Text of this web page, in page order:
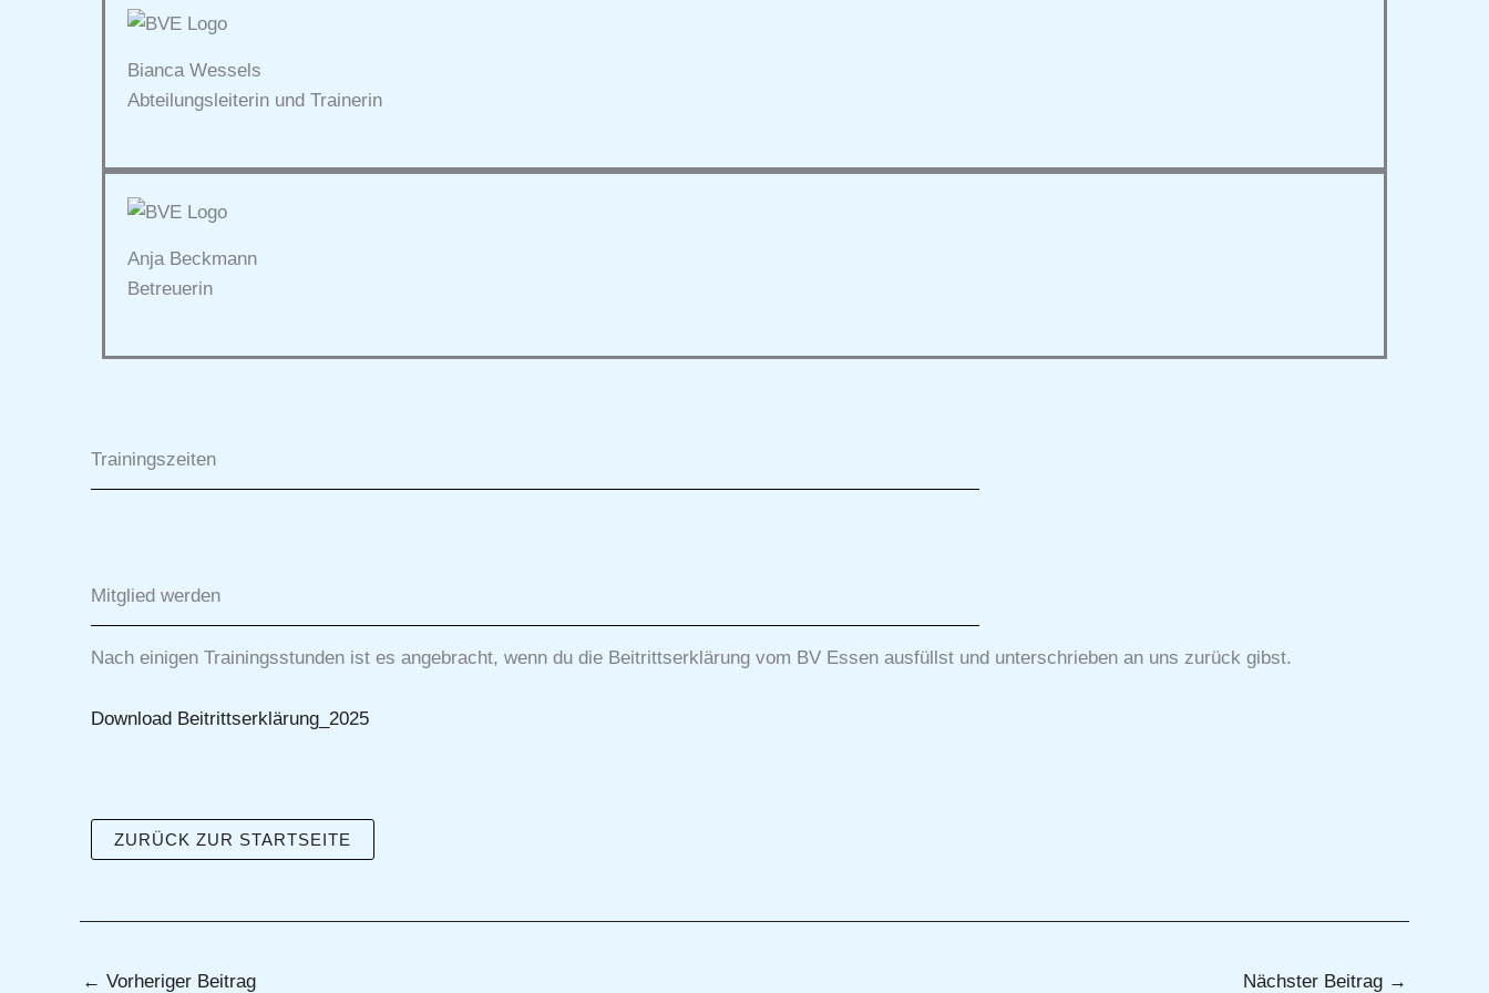
Bianca Wessels
Abteilungsleiterin und Trainerin
Anja Beckmann
Betreuerin
Trainingszeiten
Mitglied werden
Nach einigen Trainingsstunden ist es angebracht, wenn du die Beitrittserklärung vom BV Essen ausfüllst und unterschrieben an uns zurück gibst.
Download Beitrittserklärung_2025
ZURÜCK ZUR STARTSEITE
← Vorheriger Beitrag Nächster Beitrag →